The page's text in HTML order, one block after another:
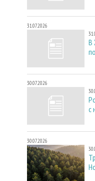
31.07.2026
В
30.07.2026
с
30.07.2026